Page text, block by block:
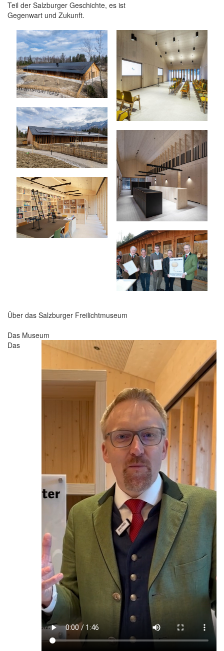
Teil der Salzburger Geschichte, es ist
Gegenwart und Zukunft.
Über das Salzburger Freilichtmuseum
Das Museum
Das